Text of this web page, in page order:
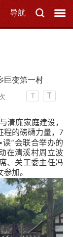
导航
巨变第一村
T T
清廉家庭建设，
程的磅礴力量，7
•读”会联合举办的
在清溪村周立波
、关工委主任冯
加。